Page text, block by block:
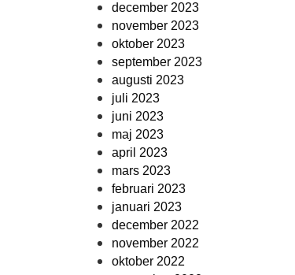
december 2023
november 2023
oktober 2023
september 2023
augusti 2023
juli 2023
juni 2023
maj 2023
april 2023
mars 2023
februari 2023
januari 2023
december 2022
november 2022
oktober 2022